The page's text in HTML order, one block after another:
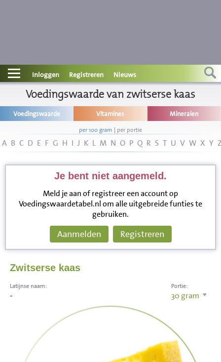
Contact
Informatie
Disclaimer
Inloggen Registreren Nieuws
Voedingswaarde van zwitserse kaas
Voedingswaarde Vitamines Mineralen
per 100 gram | per portie
A B C D E F G H I J K L M N O P Q R S T U V W X Y
Je bent niet aangemeld.
Meld je aan of registreer een account op
Voedingswaardetabel.nl om alle uitgebreide funties te
gebruiken.
Aanmelden Registreren
Zwitserse kaas
Portie:
30 gram
Latijnse naam:
-